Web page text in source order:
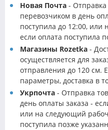
Новая Почта -
перевозчиком в день
поступила до 12:00,
если оплата поступила
Магазины Rozetka -
осуществляется для
отправления до 120 см.
параметры, доставка в
Укрпочта - Отправка
день оплаты заказа -
или на следующий
поступила позже